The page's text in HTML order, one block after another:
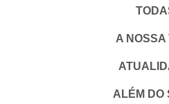
A NOSSA
ALÉM DO